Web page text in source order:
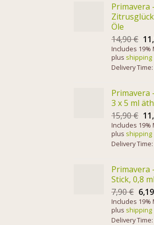
Primavera
Öle
14,90€
Includes 19%
plus shipping
Delivery
Primavera
3 x 5 ml
15,90€
Includes 19%
plus shipping
Delivery
Primavera
Stick, 0,8 ml
7,90€ 6,19
Includes 19%
plus shipping
Delivery